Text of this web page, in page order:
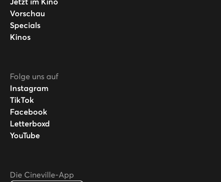
Vorschau
Specials
Kinos
Folge uns auf
Instagram
TikTok
Facebook
Letterboxd
YouTube
Die Cineville-App